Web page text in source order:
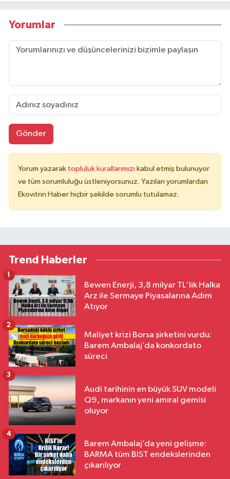
Yorumlar
Gönder
Yorum yazarak topluluk kurallarımızı kabul etmiş bulunuyor
ve tüm sorumluluğu üstleniyorsunuz. Yazılan yorumlardan
Ekovitrin Haber hiçbir şekilde sorumlu tutulamaz.
Trend Haberler
Bewen Enerji, 3,8 milyar TL'lik Halka
Arz ile Sermaye Piyasalarına Adım
Atıyor
1
Maliyet krizi Borsa şirketini vurdu:
Barem Ambalaj’da konkordato
süreci
2
Audi tarihinin en büyük SUV modeli
Q9, markanın yeni amiral gemisi
oluyor
3
Barem Ambalaj’da yeni gelişme:
BARMA tüm BIST endekslerinden
çıkarılıyor
4